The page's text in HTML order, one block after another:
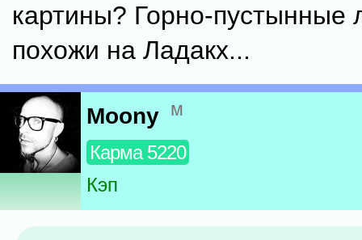
картины? Горно-
похожи на Ладакх...
Moony м
Карма 5220
Кэп